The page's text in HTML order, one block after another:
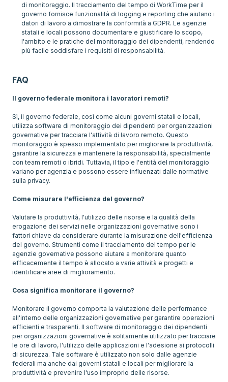
di monitoraggio. Il tracciamento del tempo di WorkTime per il
governo fornisce funzionalità di logging e reporting che aiutano i
datori di lavoro a dimostrare la conformità a GDPR. Le agenzie
statali e locali possono documentare e giustificare lo scopo,
l'ambito e le pratiche del monitoraggio dei dipendenti, rendendo
più facile soddisfare i requisiti di responsabilità.
FAQ
Il governo federale monitora i lavoratori remoti?
Sì, il governo federale, così come alcuni governi statali e locali,
utilizza software di monitoraggio dei dipendenti per organizzazioni
governative per tracciare l'attività di lavoro remoto. Questo
monitoraggio è spesso implementato per migliorare la produttività,
garantire la sicurezza e mantenere la responsabilità, specialmente
con team remoti o ibridi. Tuttavia, il tipo e l'entità del monitoraggio
variano per agenzia e possono essere influenzati dalle normative
sulla privacy.
Come misurare l'efficienza del governo?
Valutare la produttività, l'utilizzo delle risorse e la qualità della
erogazione dei servizi nelle organizzazioni governative sono i
fattori chiave da considerare durante la misurazione dell'efficienza
del governo. Strumenti come il tracciamento del tempo per le
agenzie governative possono aiutare a monitorare quanto
efficacemente il tempo è allocato a varie attività e progetti e
identificare aree di miglioramento.
Cosa significa monitorare il governo?
Monitorare il governo comporta la valutazione delle performance
all'interno delle organizzazioni governative per garantire operazioni
efficienti e trasparenti. Il software di monitoraggio dei dipendenti
per organizzazioni governative è solitamente utilizzato per tracciare
le ore di lavoro, l'utilizzo delle applicazioni e l'adesione ai protocolli
di sicurezza. Tale software è utilizzato non solo dalle agenzie
federali ma anche dai governi statali e locali per migliorare la
produttività e prevenire l'uso improprio delle risorse.